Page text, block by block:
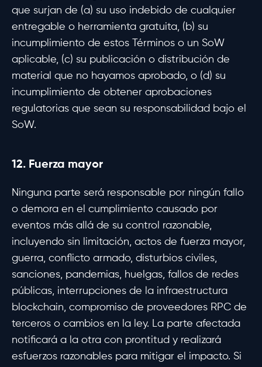
que surjan de (a) su uso indebido de cualquier
entregable o herramienta gratuita, (b) su
incumplimiento de estos Términos o un SoW
aplicable, (c) su publicación o distribución de
material que no hayamos aprobado, o (d) su
incumplimiento de obtener aprobaciones
regulatorias que sean su responsabilidad bajo el
SoW.
12. Fuerza mayor
Ninguna parte será responsable por ningún fallo
o demora en el cumplimiento causado por
eventos más allá de su control razonable,
incluyendo sin limitación, actos de fuerza mayor,
guerra, conflicto armado, disturbios civiles,
sanciones, pandemias, huelgas, fallos de redes
públicas, interrupciones de la infraestructura
blockchain, compromiso de proveedores RPC de
terceros o cambios en la ley. La parte afectada
notificará a la otra con prontitud y realizará
esfuerzos razonables para mitigar el impacto. Si